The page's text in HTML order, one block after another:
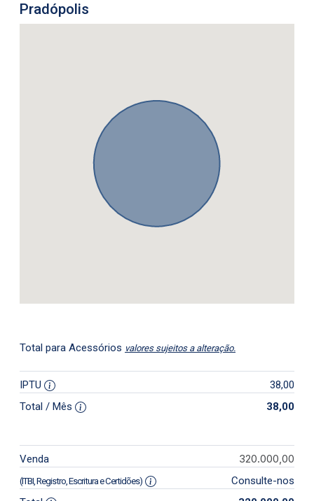
Pradópolis
Total para Acessórios valores sujeitos a alteração.
IPTU
38,00
Total / Mês
38,00
Venda 320.000,00
(ITBI, Registro, Escritura e Certidões)
Consulte-nos